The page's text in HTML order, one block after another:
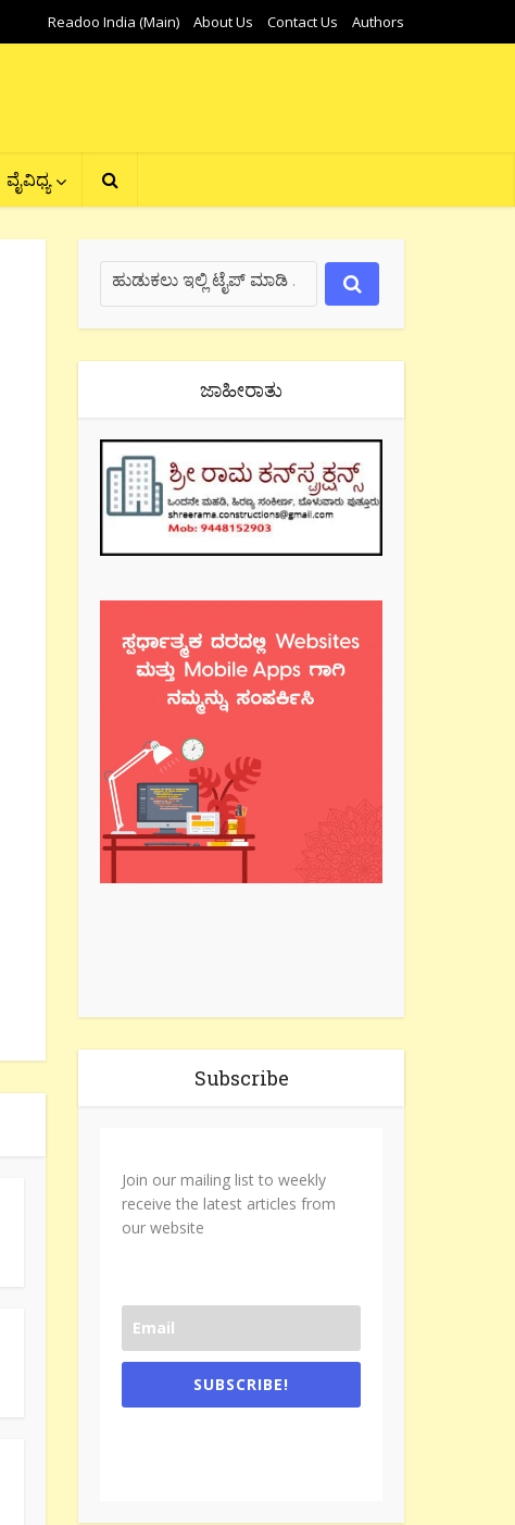
Readoo India (Main) About Us Contact Us Authors
ವೈವಿಧ್ಯ
ಜಾಹೀರಾತು
Subscribe
Join our mailing list to weekly
receive the latest articles from
our website
SUBSCRIBE!